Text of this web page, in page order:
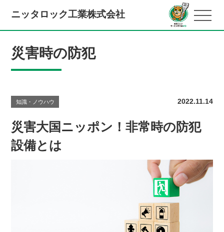
ニッタロック工業株式会社
災害時の防犯
知識・ノウハウ 2022.11.14
災害大国ニッポン！非常時の防犯
設備とは